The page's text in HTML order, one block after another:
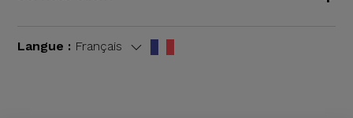
Langue : Français